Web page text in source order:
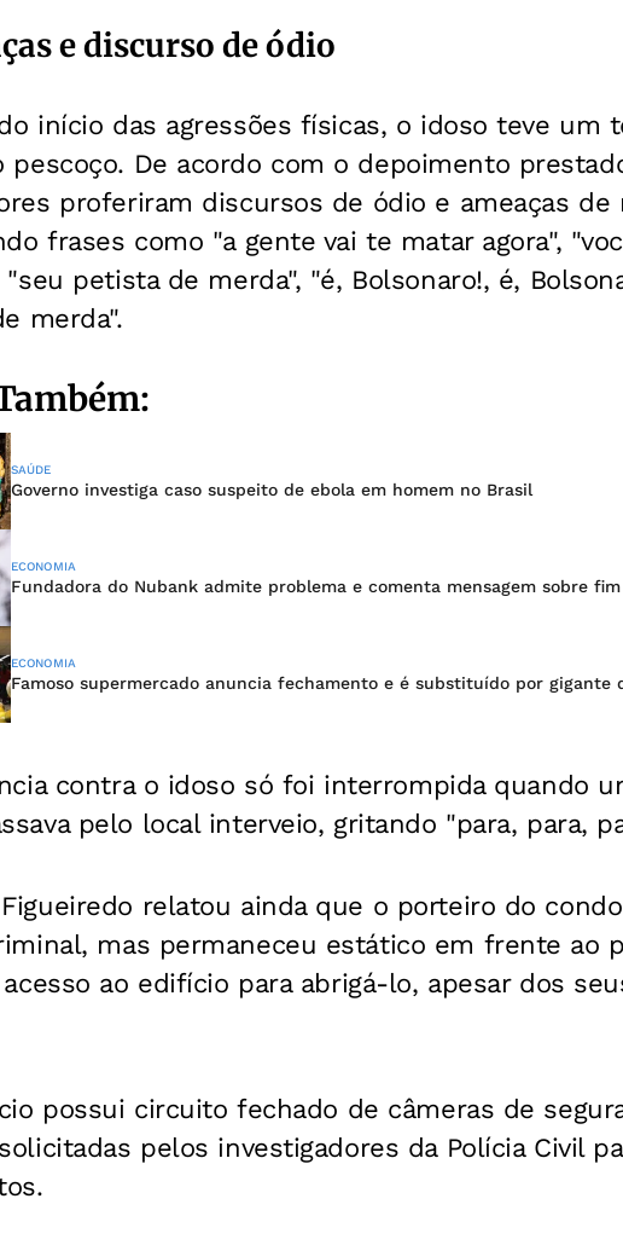
e discurso de ódio
início das agressões físicas, o idoso teve um
pescoço. De acordo com o depoimento
proferiram discursos de ódio e ameaças
frases como "a gente vai te matar agora",
"seu petista de merda", "é, Bolsonaro!, é,
merda".
SAÚDE
Governo investiga caso suspeito de ebola em homem no Brasil
ECONOMIA
Fundadora do Nubank admite problema e comenta mensagem sobre
ECONOMIA
Famoso supermercado anuncia fechamento e é substituído por gigante
contra o idoso só foi interrompida quando
pelo local interveio, gritando "para, para,
relatou ainda que o porteiro do
mas permaneceu estático em frente ao
ao edifício para abrigá-lo, apesar dos
possui circuito fechado de câmeras de
pelos investigadores da Polícia Civil